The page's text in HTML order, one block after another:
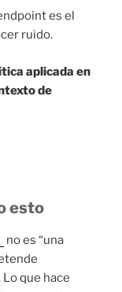
es el
ruido.
aplicada en
de
esto
no es “una
que hace